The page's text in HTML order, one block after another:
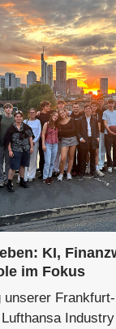
KI,
im Fokus
unserer